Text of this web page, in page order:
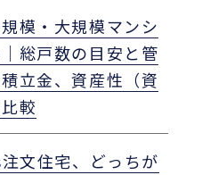
模・大規模マンシ
総戸数の目安と管
立金、資産性（資
較
文住宅、どっちが